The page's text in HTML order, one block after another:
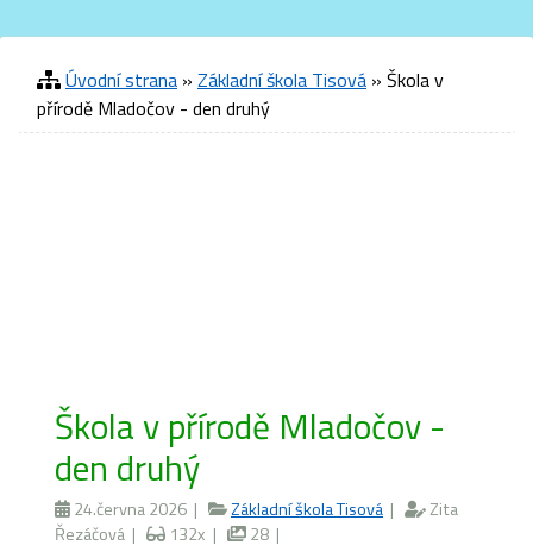
Úvodní strana » Základní škola Tisová » Škola v
přírodě Mladočov - den druhý
Škola v přírodě Mladočov -
den druhý
24.června 2026 | Základní škola Tisová |
Zita
Řezáčová |
132x | 28 |